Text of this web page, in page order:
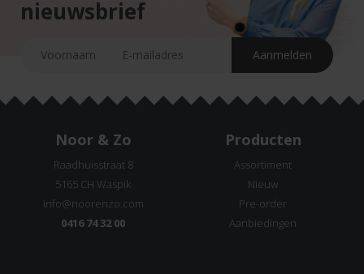
nieuwsbrief
Noor & Zo
Raadhuisstraat 8
5165 CH Waspik
info@noorenzo.com
0416 74 32 00
Producten
Assortiment
Nieuw
Pre-order
Aanbiedingen